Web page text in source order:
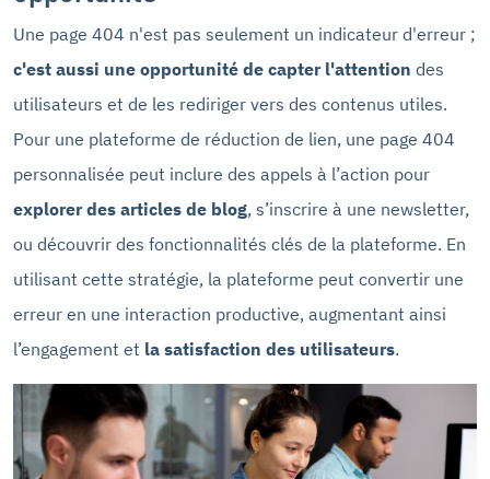
Une page 404 n'est pas seulement un indicateur d'erreur ;
c'est aussi une opportunité de capter l'attention des
utilisateurs et de les rediriger vers des contenus utiles.
Pour une plateforme de réduction de lien, une page 404
personnalisée peut inclure des appels à l’action pour
explorer des articles de blog, s’inscrire à une newsletter,
ou découvrir des fonctionnalités clés de la plateforme. En
utilisant cette stratégie, la plateforme peut convertir une
erreur en une interaction productive, augmentant ainsi
l’engagement et la satisfaction des utilisateurs.